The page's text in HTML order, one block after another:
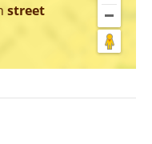
street